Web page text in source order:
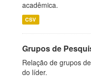
acadêmica.
CSV
Grupos de
Relação de grupos
do líder.